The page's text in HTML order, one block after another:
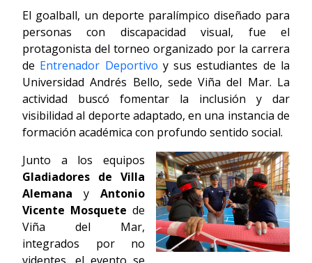
El goalball, un deporte paralímpico diseñado para
personas con discapacidad visual, fue el
protagonista del torneo organizado por la carrera
de Entrenador Deportivo y sus estudiantes de la
Universidad Andrés Bello, sede Viña del Mar. La
actividad buscó fomentar la inclusión y dar
visibilidad al deporte adaptado, en una instancia de
formación académica con profundo sentido social.
Junto a los equipos
Gladiadores de Villa
Alemana y Antonio
Vicente Mosquete de
Viña del Mar,
integrados por no